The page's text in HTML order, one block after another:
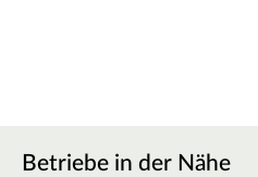
Betriebe in der Nähe